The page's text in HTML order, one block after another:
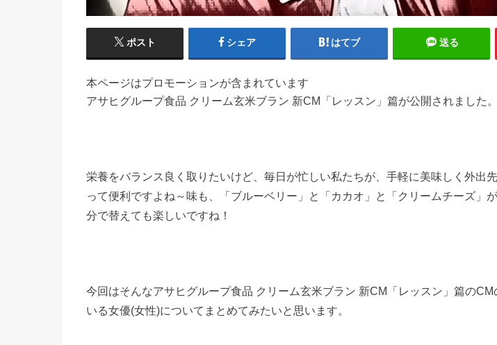
ポスト シェア はてブ 送る
本ページはプロモーションが含まれています
アサヒグループ食品 クリーム玄米ブラン 新CM「レッスン」篇が公開されました。
栄養をバランス良く取りたいけど、毎日が忙しい私たちが、手軽に美味しく外出
って便利ですよね～味も、「ブルーベリー」と「カカオ」と「クリームチーズ」
分で替えても楽しいですね！
今回はそんなアサヒグループ食品 クリーム玄米ブラン 新CM「レッスン」篇のCM
いる女優(女性)についてまとめてみたいと思います。